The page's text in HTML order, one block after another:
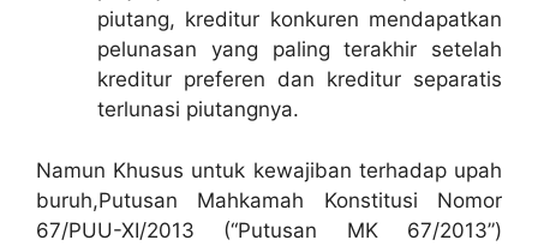
piutang, kreditur konkuren mendapatkan
pelunasan yang paling terakhir setelah
kreditur preferen dan kreditur separatis
terlunasi piutangnya.
Namun Khusus untuk kewajiban terhadap upah
buruh,Putusan Mahkamah Konstitusi Nomor
67/PUU-XI/2013 (“Putusan MK 67/2013”)